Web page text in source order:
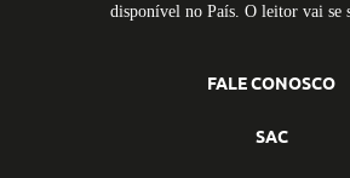
disponível no País. O leitor vai se
FALE CONOSCO
SAC